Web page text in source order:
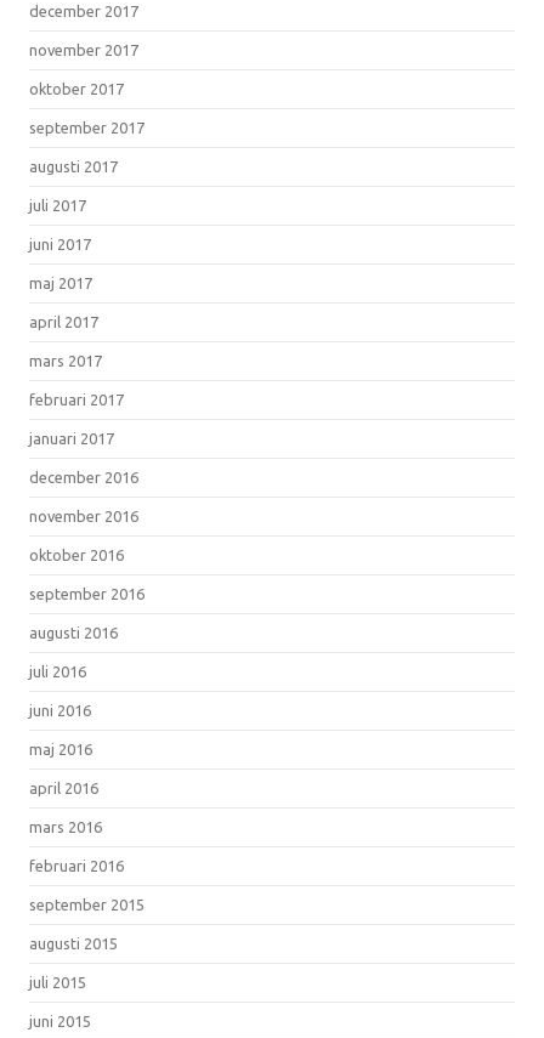
december 2017
november 2017
oktober 2017
september 2017
augusti 2017
juli 2017
juni 2017
maj 2017
april 2017
mars 2017
februari 2017
januari 2017
december 2016
november 2016
oktober 2016
september 2016
augusti 2016
juli 2016
juni 2016
maj 2016
april 2016
mars 2016
februari 2016
september 2015
augusti 2015
juli 2015
juni 2015